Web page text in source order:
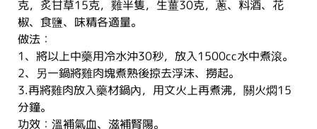
克，炙甘草15克，雞半隻，生薑30克，蔥、料酒、花
椒、食鹽、味精各適量。
做法：
1、將以上中藥用冷水沖30秒，放入1500cc水中煮滾。
2、另一鍋將雞肉塊煮熟後掠去浮沫、撈起。
3.再將雞肉放入藥材鍋內，用文火上再煮沸，關火燜15
分鐘。
功效：溫補氣血、滋補腎陽。